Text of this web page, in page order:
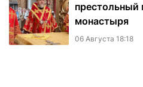
престольный
монастыря
06 Августа 18:18